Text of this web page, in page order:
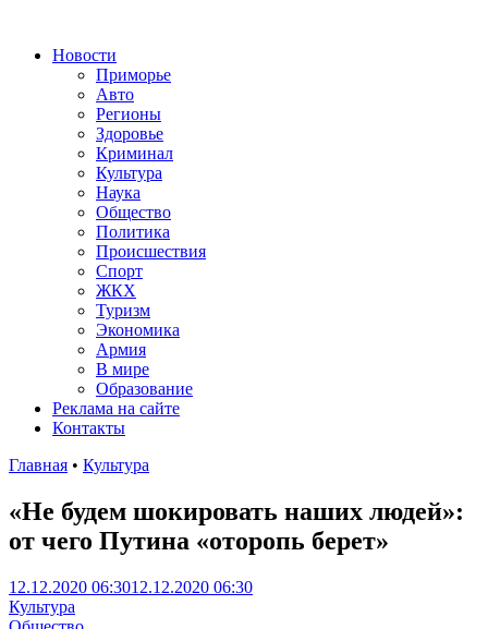
Новости
Приморье
Авто
Регионы
Здоровье
Криминал
Культура
Наука
Общество
Политика
Происшествия
Спорт
ЖКХ
Туризм
Экономика
Армия
В мире
Образование
Реклама на сайте
Контакты
Главная • Культура
«Не будем шокировать наших людей»:
от чего Путина «оторопь берет»
12.12.2020 06:3012.12.2020 06:30
Культура